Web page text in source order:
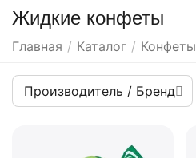
Жидкие конфеты
Главная / Каталог / Конфеты
Производитель / Бренд